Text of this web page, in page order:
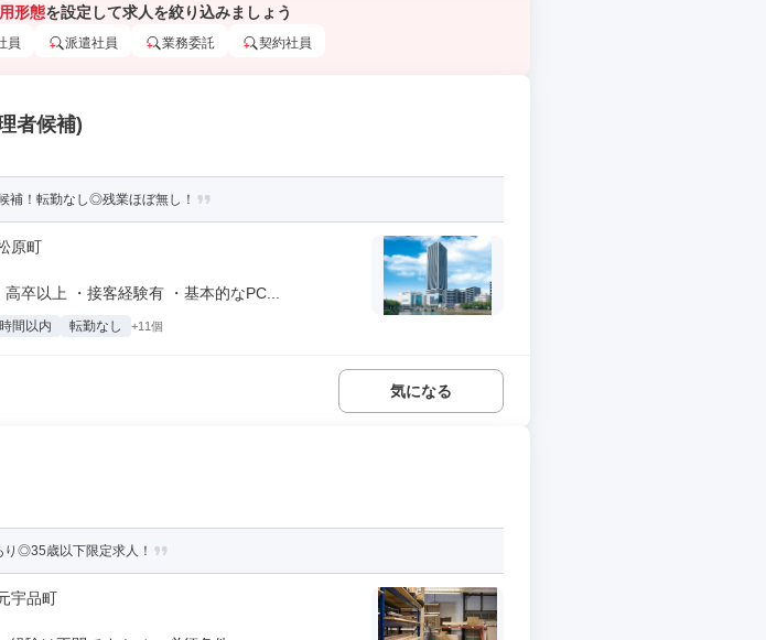
形態を設定して求人を絞り込みましょう
員 派遣社員 業務委託 契約社員
者候補)
補！転勤なし◎残業ほぼ無し！
原町
卒以上 ・接客経験有 ・基本的なPC...
間以内 転勤なし +11個
気になる
◎35歳以下限定求人！
宇品町